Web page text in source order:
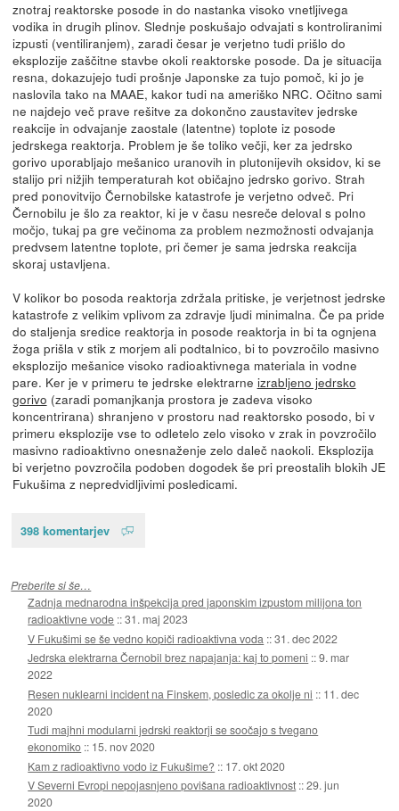
znotraj reaktorske posode in do nastanka visoko vnetljivega
vodika in drugih plinov. Slednje poskušajo odvajati s kontroliranimi
izpusti (ventiliranjem), zaradi česar je verjetno tudi prišlo do
eksplozije zaščitne stavbe okoli reaktorske posode. Da je situacija
resna, dokazujejo tudi prošnje Japonske za tujo pomoč, ki jo je
naslovila tako na MAAE, kakor tudi na ameriško NRC. Očitno sami
ne najdejo več prave rešitve za dokončno zaustavitev jedrske
reakcije in odvajanje zaostale (latentne) toplote iz posode
jedrskega reaktorja. Problem je še toliko večji, ker za jedrsko
gorivo uporabljajo mešanico uranovih in plutonijevih oksidov, ki se
stalijo pri nižjih temperaturah kot običajno jedrsko gorivo. Strah
pred ponovitvijo Černobilske katastrofe je verjetno odveč. Pri
Černobilu je šlo za reaktor, ki je v času nesreče deloval s polno
močjo, tukaj pa gre večinoma za problem nezmožnosti odvajanja
predvsem latentne toplote, pri čemer je sama jedrska reakcija
skoraj ustavljena.
V kolikor bo posoda reaktorja zdržala pritiske, je verjetnost jedrske
katastrofe z velikim vplivom za zdravje ljudi minimalna. Če pa pride
do staljenja sredice reaktorja in posode reaktorja in bi ta ognjena
žoga prišla v stik z morjem ali podtalnico, bi to povzročilo masivno
eksplozijo mešanice visoko radioaktivnega materiala in vodne
pare. Ker je v primeru te jedrske elektrarne izrabljeno jedrsko
gorivo (zaradi pomanjkanja prostora je zadeva visoko
koncentrirana) shranjeno v prostoru nad reaktorsko posodo, bi v
primeru eksplozije vse to odletelo zelo visoko v zrak in povzročilo
masivno radioaktivno onesnaženje zelo daleč naokoli. Eksplozija
bi verjetno povzročila podoben dogodek še pri preostalih blokih JE
Fukušima z nepredvidljivimi posledicami.
398 komentarjev
Preberite si še…
Zadnja mednarodna inšpekcija pred japonskim izpustom milijona ton
radioaktivne vode ::31. maj 2023
V Fukušimi se še vedno kopiči radioaktivna voda ::31. dec 2022
Jedrska elektrarna Černobil brez napajanja: kaj to pomeni ::9. mar
2022
Resen nuklearni incident na Finskem, posledic za okolje ni :: 11. dec
2020
Tudi majhni modularni jedrski reaktorji se soočajo s tvegano
ekonomiko :: 15. nov 2020
Kam z radioaktivno vodo iz Fukušime? :: 17. okt 2020
V Severni Evropi nepojasnjeno povišana radioaktivnost ::29. jun
2020